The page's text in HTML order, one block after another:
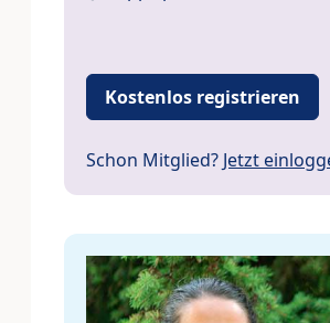
Kostenlos registrieren
Schon Mitglied? Jetzt